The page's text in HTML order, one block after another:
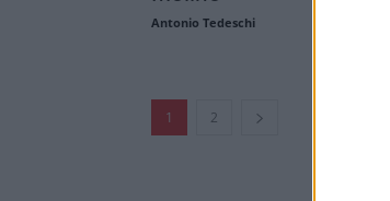
Antonio Tedeschi
1 2